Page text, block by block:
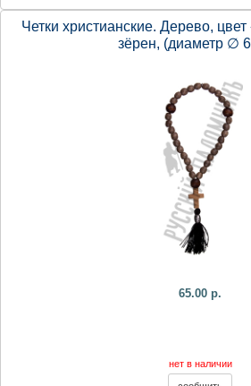
Четки христианские. Дерево,
зёрен, (диаметр ∅
65.00 р.
нет в наличии